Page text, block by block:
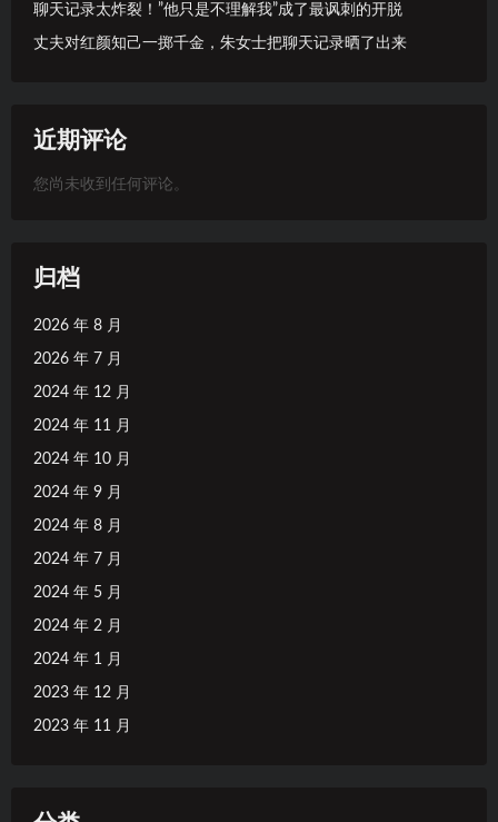
聊天记录太炸裂！”他只是不理解我”成了最讽刺的开脱
丈夫对红颜知己一掷千金，朱女士把聊天记录晒了出来
近期评论
您尚未收到任何评论。
归档
2026 年 8 月
2026 年 7 月
2024 年 12 月
2024 年 11 月
2024 年 10 月
2024 年 9 月
2024 年 8 月
2024 年 7 月
2024 年 5 月
2024 年 2 月
2024 年 1 月
2023 年 12 月
2023 年 11 月